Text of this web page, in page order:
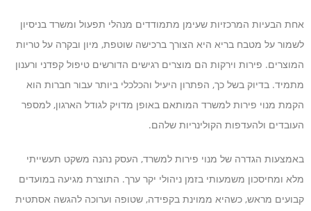
אחת הבעיות המרכזיות שעימן מתמודדים מנהלי תפעול ומשרד בניסיון
לשמור על מטבח בריא היא הצורך ברכישה שוטפת, מיון ובקרה על טריות
המוצרים. פירות וירקות הם מוצרים רגישים הדורשים טיפול קפדני ורענון
מתמיד. בדיוק בשל כך, הפתרון היעיל והכלכלי ביותר עבור חברות הוא
הקמת מנוי פירות למשרד המותאם באופן מדויק לגודל הארגון, למספר
העובדים ולהעדפות הקולינריות שלהם.
באמצעות הגדרה של מנוי פירות למשרד, העסק נהנה משקט תעשייתי
מלא ומחיסכון משמעותי בזמן ניהולי יקר ערך. התוצרת מגיעה במועדים
קבועים מראש, כשהיא ממוינת בקפידה, שטופה וערוכה להגשה אסתטית